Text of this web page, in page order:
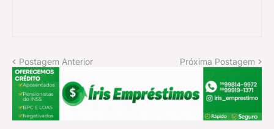
Postagem Anterior Próxima Postagem